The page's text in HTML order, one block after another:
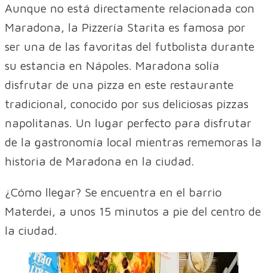
Aunque no está directamente relacionada con
Maradona, la Pizzería Starita es famosa por
ser una de las favoritas del futbolista durante
su estancia en Nápoles. Maradona solía
disfrutar de una pizza en este restaurante
tradicional, conocido por sus deliciosas pizzas
napolitanas. Un lugar perfecto para disfrutar
de la gastronomía local mientras rememoras la
historia de Maradona en la ciudad.
¿Cómo llegar? Se encuentra en el barrio
Materdei, a unos 15 minutos a pie del centro de
la ciudad.